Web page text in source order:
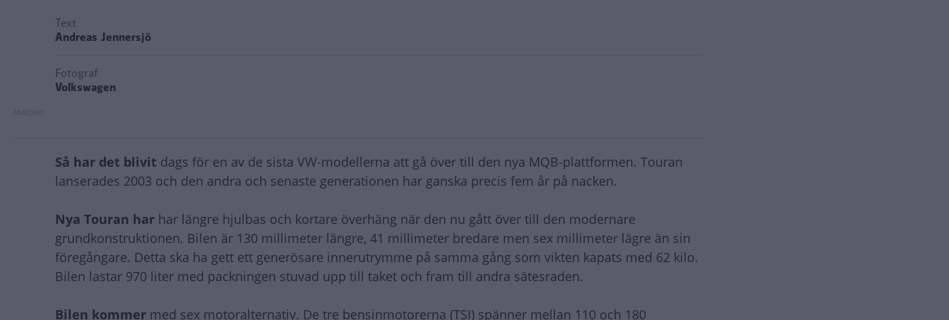
Text
Andreas Jennersjö
Fotograf
Volkswagen
Så har det blivit dags för en av de sista VW-modellerna att gå över till den nya MQB-plattformen. Touran
lanserades 2003 och den andra och senaste generationen har ganska precis fem år på nacken.
Nya Touran har har längre hjulbas och kortare överhäng när den nu gått över till den modernare
grundkonstruktionen. Bilen är 130 millimeter längre, 41 millimeter bredare men sex millimeter lägre än sin
föregångare. Detta ska ha gett ett generösare innerutrymme på samma gång som vikten kapats med 62 kilo.
Bilen lastar 970 liter med packningen stuvad upp till taket och fram till andra sätesraden.
Bilen kommer med sex motoralternativ. De tre bensinmotorerna (TSI) spänner mellan 110 och 180